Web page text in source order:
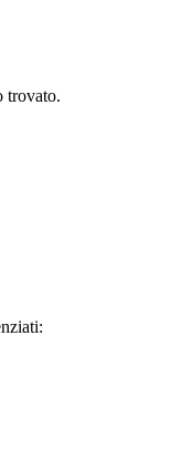
trovato.